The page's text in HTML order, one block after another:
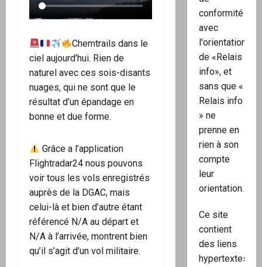
Chemtrails dans le
ciel aujourd’hui. Rien de
naturel avec ces sois-disants
nuages, qui ne sont que le
résultat d’un épandage en
bonne et due forme.
Grâce a l’application
Flightradar24 nous pouvons
voir tous les vols enregistrés
auprès de la DGAC, mais
celui-là et bien d’autre étant
référencé N/A au départ et
N/A à l’arrivée, montrent bien
qu’il s’agit d’un vol militaire.
conformité
avec
l'orientation
de «Relais
info», et
sans que «
Relais info
» ne
prenne en
rien à son
compte
leur
orientation.
Ce site
contient
des liens
hypertextes